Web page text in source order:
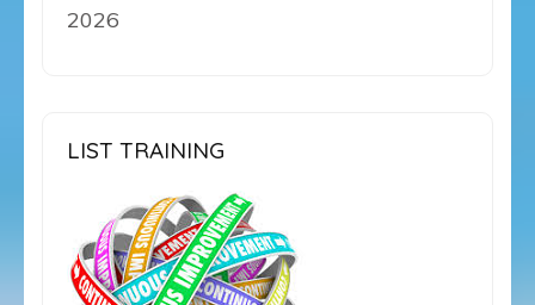
2026
LIST TRAINING